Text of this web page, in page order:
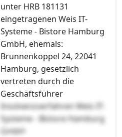
unter HRB 181131
eingetragenen Weis IT-
Systeme - Bistore Hamburg
GmbH, ehemals:
Brunnenkoppel 24, 22041
Hamburg, gesetzlich
vertreten durch die
Geschäftsführer
Insolvenzverfahren Weis IT-
Systeme - Bistore Hamburg
GmbH